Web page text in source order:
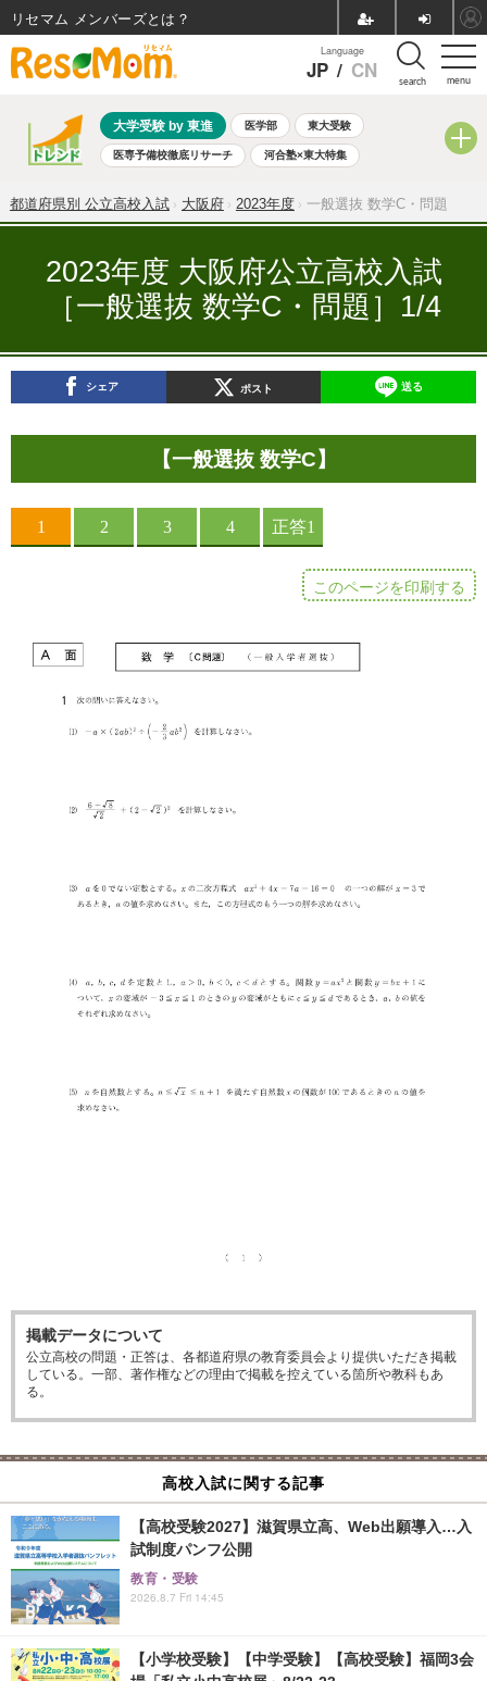
menu
Language
JP / CN search
大学受験 by 東進 医学部 東大受験
医専予備校徹底リサーチ 河合塾×東大特集
共通テスト 夏休み 8月開催学校説明会・相談会
自由研究教材（小学生向け） 自由研究教材（中学生向け）
ランキング
都道府県別 公立高校入試 大阪府 2023年度 一般選抜 数学C・問題
2023年度 大阪府公立高校入試
［一般選抜 数学C・問題］1/4
シェア ポスト 送る
【一般選抜 数学C】
このページを印刷する
掲載データについて
公立高校の問題・正答は、各都道府県の教育委員会より提供いただき掲載
している。一部、著作権などの理由で掲載を控えている箇所や教科もあ
る。
高校入試に関する記事
【高校受験2027】滋賀県立高、Web出願導入…入
試制度パンフ公開
教育・受験
2026.8.7 Fri 14:45
【小学校受験】【中学受験】【高校受験】福岡3会
リセマム メンバーズ